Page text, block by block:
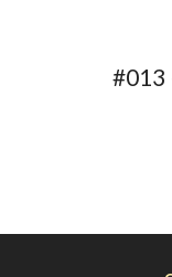
#013